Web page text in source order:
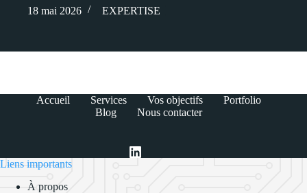
18 mai 2026
EXPERTISE
Accueil Services Vos objectifs
Portfolio
Blog
Nous contacter
Liens importants
À propos